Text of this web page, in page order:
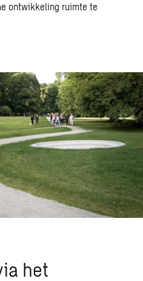
ontwikkeling ruimte te
het